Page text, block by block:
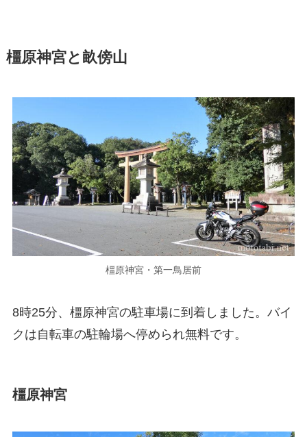
橿原神宮と畝傍山
橿原神宮・第一鳥居前
8時25分、橿原神宮の駐車場に到着しました。バイ
クは自転車の駐輪場へ停められ無料です。
橿原神宮